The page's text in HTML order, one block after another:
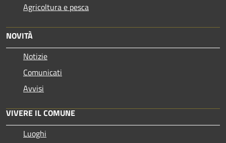
Agricoltura e pesca
NOVITÀ
Notizie
Comunicati
Avvisi
VIVERE IL COMUNE
Luoghi